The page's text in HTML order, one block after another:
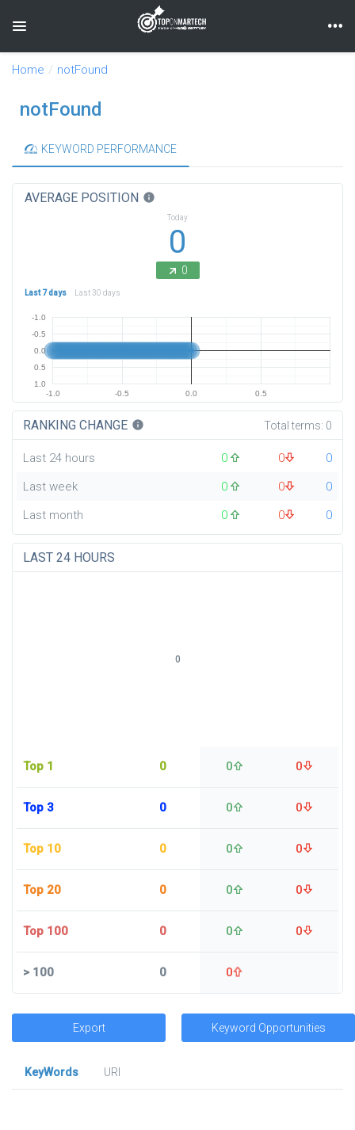
Toggle navigation
Home notFound
notFound
KEYWORD PERFORMANCE
AVERAGE POSITION info
Today
0
0
Last 7 days Last 30 days
-1.0 -0.5 0.0 0.5
-1.0
-0.5
0.0
0.5
1.0
RANKING CHANGE info Total terms: 0
Last 24 hours 0 0
0
Last week
0 0
0
Last month
0 0 0
LAST 24 HOURS
Top 1 0 0 0
Top 3 0 0 0
Top 10 0 0 0
Top 20 0 0 0
Top 100 0 0 0
>100 0 0
0
Export Keyword Opportunities
KeyWords
URl